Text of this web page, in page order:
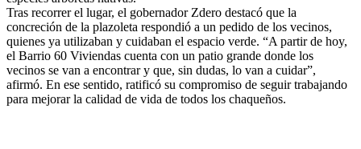
Tras recorrer el lugar, el gobernador Zdero destacó que la
concreción de la plazoleta respondió a un pedido de los vecinos,
quienes ya utilizaban y cuidaban el espacio verde. “A partir de hoy,
el Barrio 60 Viviendas cuenta con un patio grande donde los
vecinos se van a encontrar y que, sin dudas, lo van a cuidar”,
afirmó. En ese sentido, ratificó su compromiso de seguir trabajando
para mejorar la calidad de vida de todos los chaqueños.